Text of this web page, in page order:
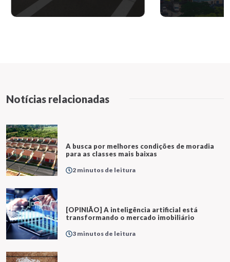
Notícias relacionadas
A busca por melhores condições de moradia
para as classes mais baixas
2 minutos de leitura
[OPINIÃO] A inteligência artificial está
transformando o mercado imobiliário
3 minutos de leitura